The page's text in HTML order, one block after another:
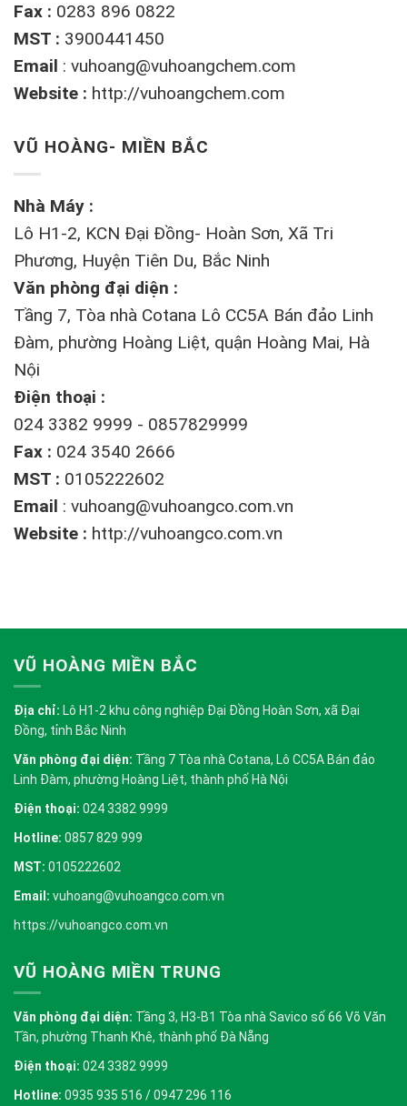
Fax : 0283 896 0822
MST : 3900441450
Email : vuhoang@vuhoangchem.com
Website : http://vuhoangchem.com
VŨ HOÀNG- MIỀN BẮC
Nhà Máy :
Lô H1-2, KCN Đại Đồng- Hoàn Sơn, Xã Tri
Phương, Huyện Tiên Du, Bắc Ninh
Văn phòng đại diện :
Tầng 7, Tòa nhà Cotana Lô CC5A Bán đảo Linh
Đàm, phường Hoàng Liệt, quận Hoàng Mai, Hà
Nội
Điện thoại :
024 3382 9999 - 0857829999
Fax : 024 3540 2666
MST : 0105222602
Email : vuhoang@vuhoangco.com.vn
Website : http://vuhoangco.com.vn
VŨ HOÀNG MIỀN BẮC
Địa chỉ: Lô H1-2 khu công nghiệp Đại Đồng Hoàn Sơn, xã Đại
Đồng, tỉnh Bắc Ninh
Văn phòng đại diện: Tầng 7 Tòa nhà Cotana, Lô CC5A Bán đảo
Linh Đàm, phường Hoàng Liệt, thành phố Hà Nội
Điện thoại: 024 3382 9999
Hotline: 0857 829 999
MST: 0105222602
Email: vuhoang@vuhoangco.com.vn
https://vuhoangco.com.vn
VŨ HOÀNG MIỀN TRUNG
Văn phòng đại diện: Tầng 3, H3-B1 Tòa nhà Savico số 66 Võ Văn
Tần, phường Thanh Khê, thành phố Đà Nẵng
Điện thoại: 024 3382 9999
Hotline: 0935 935 516 / 0947 296 116